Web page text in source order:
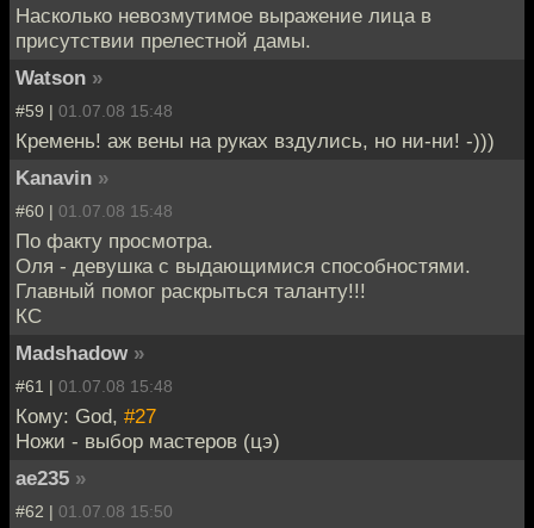
Насколько невозмутимое выражение лица в
присутствии прелестной дамы.
Watson »
#59 | 01.07.08 15:48
Кремень! аж вены на руках вздулись, но ни-ни! -)))
Kanavin »
#60 | 01.07.08 15:48
По факту просмотра.
Оля - девушка с выдающимися способностями.
Главный помог раскрыться таланту!!!
КС
Madshadow »
#61 | 01.07.08 15:48
Кому: God, #27
Ножи - выбор мастеров (цэ)
ae235 »
#62 | 01.07.08 15:50